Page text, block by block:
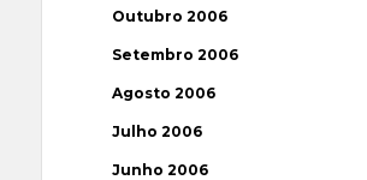
Outubro 2006
Setembro 2006
Agosto 2006
Julho 2006
Junho 2006